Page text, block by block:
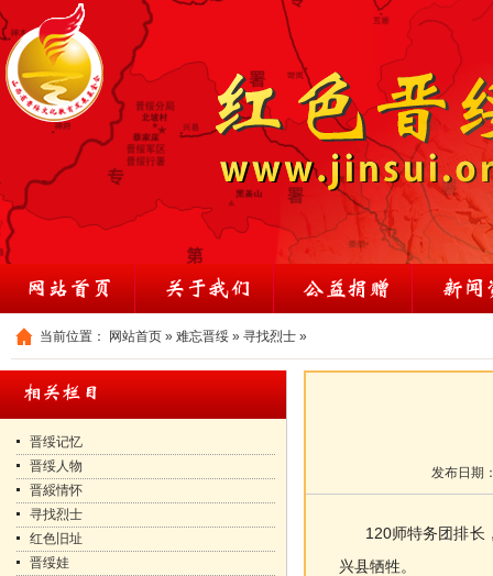
当前位置： 网站首页 » 难忘晋绥 » 寻找烈士 »
晋绥记忆
晋绥人物
晋綏情怀
寻找烈士
红色旧址
晋绥娃
发布日期
120师特务团排长，
兴县牺牲。